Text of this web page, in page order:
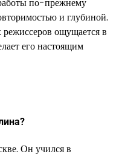
и глубиной.
ощущается в
его настоящим
Он учился в